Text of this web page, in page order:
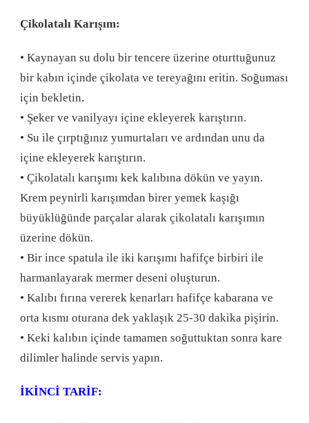
Çikolatalı Karışım:
• Kaynayan su dolu bir tencere üzerine oturttuğunuz
bir kabın içinde çikolata ve tereyağını eritin. Soğuması
için bekletin.
• Şeker ve vanilyayı içine ekleyerek karıştırın.
• Su ile çırptığınız yumurtaları ve ardından unu da
içine ekleyerek karıştırın.
• Çikolatalı karışımı kek kalıbına dökün ve yayın.
Krem peynirli karışımdan birer yemek kaşığı
büyüklüğünde parçalar alarak çikolatalı karışımın
üzerine dökün.
• Bir ince spatula ile iki karışımı hafifçe birbiri ile
harmanlayarak mermer deseni oluşturun.
• Kalıbı fırına vererek kenarları hafifçe kabarana ve
orta kısmı oturana dek yaklaşık 25-30 dakika pişirin.
• Keki kalıbın içinde tamamen soğuttuktan sonra kare
dilimler halinde servis yapın.
İKİNCİ TARİF: